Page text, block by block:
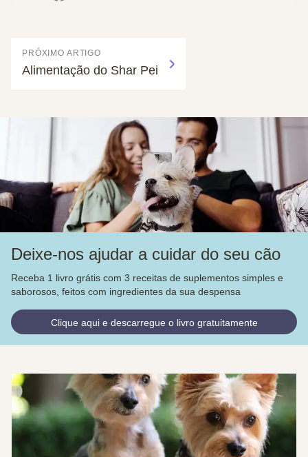
PRÓXIMO ARTIGO
Alimentação do Shar Pei
Deixe-nos ajudar a cuidar do seu cão
Receba 1 livro grátis com 3 receitas de suplementos simples e
saborosos, feitos com ingredientes da sua despensa
Clique aqui e descarregue o livro gratuitamente